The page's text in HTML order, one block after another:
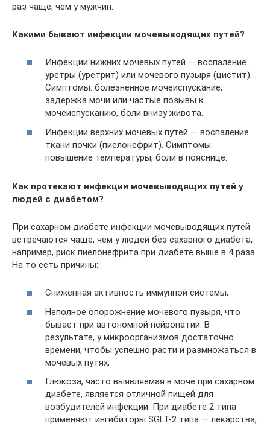
раз чаще, чем у мужчин.
Какими бывают инфекции мочевыводящих путей?
Инфекции нижних мочевых путей — воспаление
уретры (уретрит) или мочевого пузыря (цистит).
Симптомы: болезненное мочеиспускание,
задержка мочи или частые позывы к
мочеиспусканию, боли внизу живота.
Инфекции верхних мочевых путей — воспаление
ткани почки (пиелонефрит). Симптомы:
повышение температуры, боли в пояснице.
Как протекают инфекции мочевыводящих путей у
людей с диабетом?
При сахарном диабете инфекции мочевыводящих путей
встречаются чаще, чем у людей без сахарного диабета,
например, риск пиелонефрита при диабете выше в 4 раза.
На то есть причины:
Сниженная активность иммунной системы;
Неполное опорожнение мочевого пузыря, что
бывает при автономной нейропатии. В
результате, у микроорганизмов достаточно
времени, чтобы успешно расти и размножаться в
мочевых путях;
Глюкоза, часто выявляемая в моче при сахарном
диабете, является отличной пищей для
возбудителей инфекции. При диабете 2 типа
применяют ингибиторы SGLT-2 типа — лекарства,